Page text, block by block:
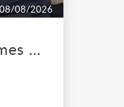
08/08/2026
Lot de 80 costumes de scène pro